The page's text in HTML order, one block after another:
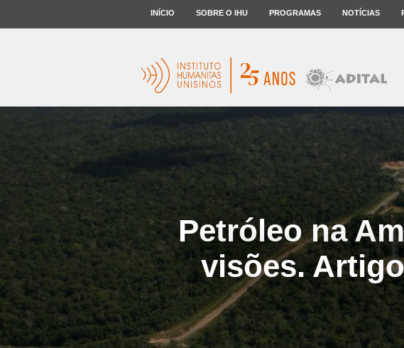
INÍCIO SOBRE O IHU PROGRAMAS NOTÍCIAS
Petróleo na
visões.